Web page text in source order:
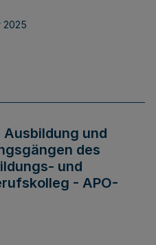
2025
und
des
und
- APO-